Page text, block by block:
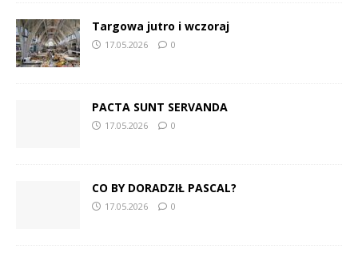
Targowa jutro i wczoraj
17.05.2026 0
PACTA SUNT SERVANDA
17.05.2026 0
CO BY DORADZIŁ PASCAL?
17.05.2026 0